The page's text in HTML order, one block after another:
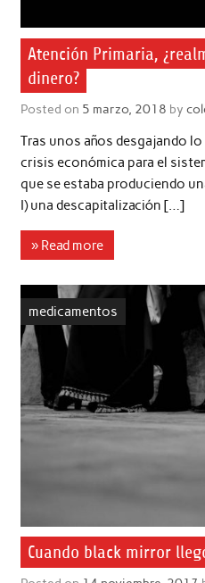
Atención Primaria,
dinero?
Posted on 5 marzo, 2018 by
Tras unos años desgajando
crisis económica para el
que se estaba produciendo
I) una descapitalización […]
» Read more
medicamentos
Cuando black mirror